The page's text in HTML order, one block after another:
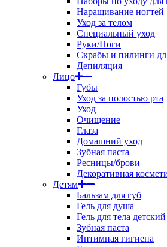
Наращивание ногтей
Уход за телом
Специальный уход
Руки/Ноги
Скрабы и пилинги
Депиляция
Лицо
Губы
Уход за полостью рта
Уход
Очищение
Глаза
Домашний уход
Зубная паста
Ресницы/брови
Декоративная
Детям
Бальзам для губ
Гель для душа
Гель для тела детский
Зубная паста
Интимная гигиена